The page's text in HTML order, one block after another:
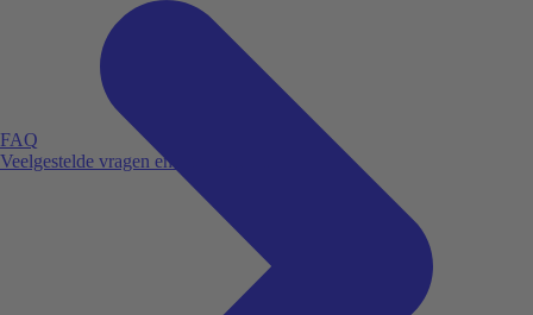
FAQ
Veelgestelde vragen en antwoorden.